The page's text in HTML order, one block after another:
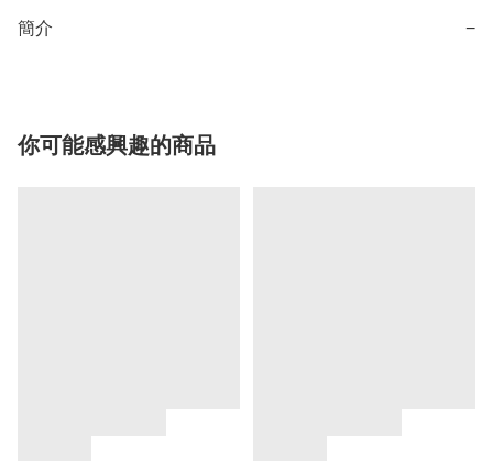
簡介 −
你可能感興趣的商品